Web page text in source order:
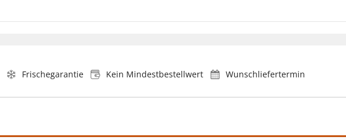
Frischegarantie Kein Mindestbestellwert Wunschliefertermin